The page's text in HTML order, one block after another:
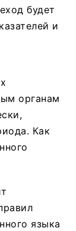
будет
и
органам
Как
языка